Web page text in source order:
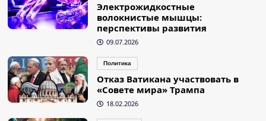
Электрожидкостные
волокнистые мышцы:
перспективы развития
09.07.2026
Политика
Отказ Ватикана участвовать в
«Совете мира» Трампа
18.02.2026